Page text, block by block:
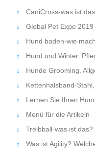
CaniCross-was ist
Global Pet Expo
Hund baden-wie
Hund und Winter.
Hunde Grooming.
Kettenhalsband-
Lernen Sie Ihren
Menü für die Artikeln
Treibball-was ist das?
Was ist Agility?